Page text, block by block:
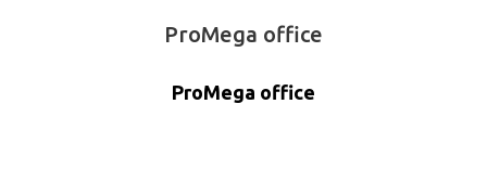
ProMega office
ProMega office